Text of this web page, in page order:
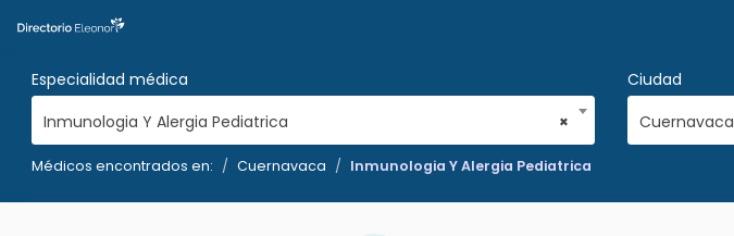
Especialidad médica
×
Inmunologia Y Alergia Pediatrica
Ciudad
Cuernavaca
Médicos encontrados en: Cuernavaca Inmunologia Y Alergia Pediatrica